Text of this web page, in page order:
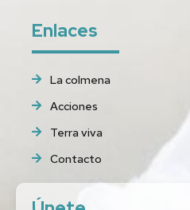
Enlaces
La colmena
Acciones
Terra viva
Contacto